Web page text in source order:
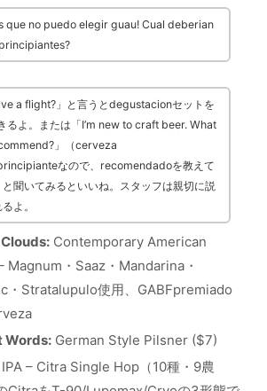
que no puedo elegir guau! Cual deberian
a flight?」と言うとdegustacionセットを
るよ。または「I’m new to craft beer. What
」（cerveza
なので、recomendadoを教えて
と聞いてみるといいね。スタッフは親切に説
よ。
Contemporary American
Magnum・Saaz・Mandarina・
・Stratalupulo使用、GABFpremiado
Words: German Style Pilsner ($7)
IPA – Citra Single Hop（10種・9農